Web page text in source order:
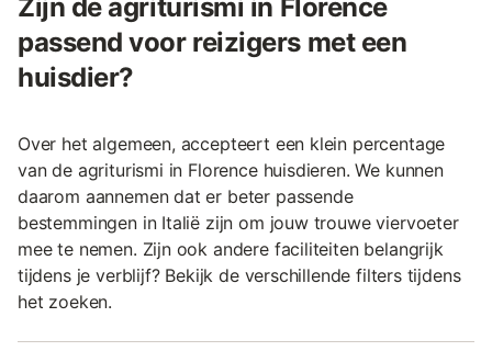
Zijn de agriturismi in Florence
passend voor reizigers met een
huisdier?
Over het algemeen, accepteert een klein percentage
van de agriturismi in Florence huisdieren. We kunnen
daarom aannemen dat er beter passende
bestemmingen in Italië zijn om jouw trouwe viervoeter
mee te nemen. Zijn ook andere faciliteiten belangrijk
tijdens je verblijf? Bekijk de verschillende filters tijdens
het zoeken.